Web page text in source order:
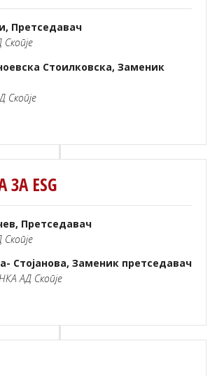
Претседавач
Стоилковска, Заменик
Скопје
ESG
Претседавач
Стојанова, Заменик претседавач
АД Скопје